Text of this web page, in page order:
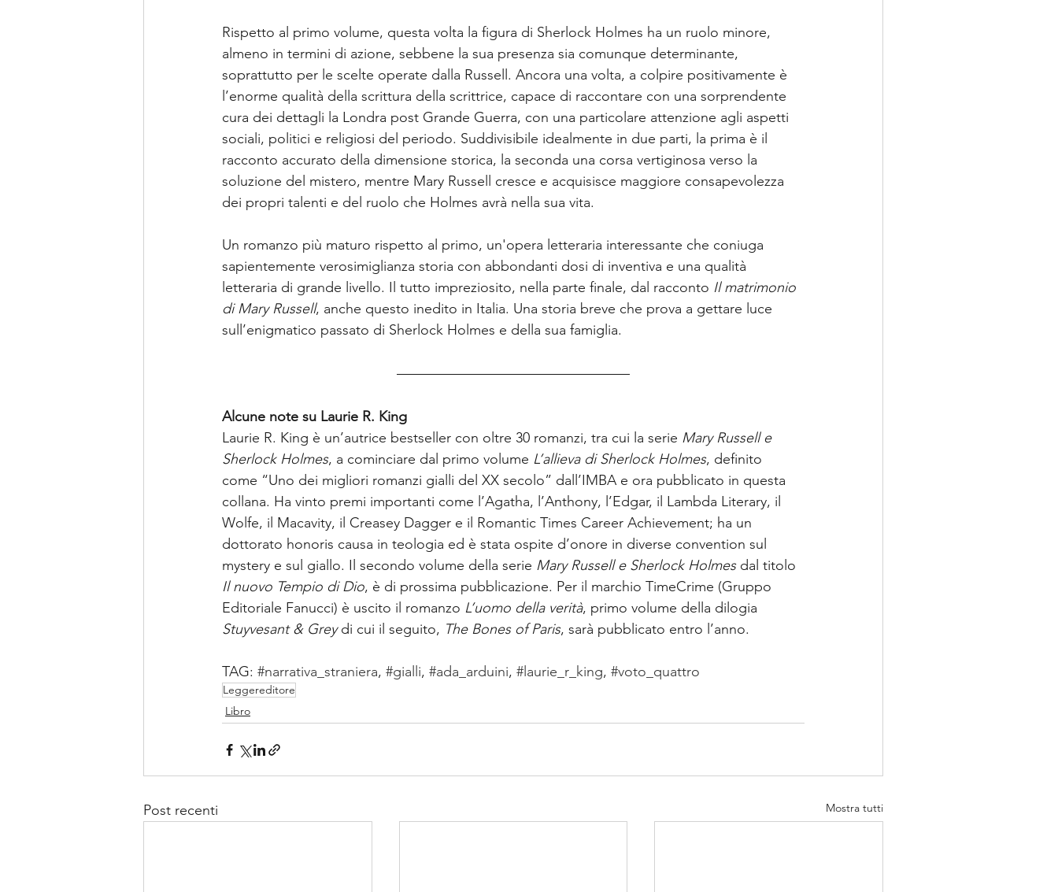
Rispetto al primo volume, questa volta la figura di Sherlock Holmes ha un ruolo minore,
almeno in termini di azione, sebbene la sua presenza sia comunque determinante,
soprattutto per le scelte operate dalla Russell. Ancora una volta, a colpire positivamente è
l’enorme qualità della scrittura della scrittrice, capace di raccontare con una sorprendente
cura dei dettagli la Londra post Grande Guerra, con una particolare attenzione agli aspetti
sociali, politici e religiosi del periodo. Suddivisibile idealmente in due parti, la prima è il
racconto accurato della dimensione storica, la seconda una corsa vertiginosa verso la
soluzione del mistero, mentre Mary Russell cresce e acquisisce maggiore consapevolezza
dei propri talenti e del ruolo che Holmes avrà nella sua vita.
Un romanzo più maturo rispetto al primo, un'opera letteraria interessante che coniuga
sapientemente verosimiglianza storia con abbondanti dosi di inventiva e una qualità
letteraria di grande livello. Il tutto impreziosito, nella parte finale, dal racconto Il matrimonio
di Mary Russell, anche questo inedito in Italia. Una storia breve che prova a gettare luce
sull’enigmatico passato di Sherlock Holmes e della sua famiglia.
Alcune note su Laurie R. King
Laurie R. King è un’autrice bestseller con oltre 30 romanzi, tra cui la serie Mary Russell e
Sherlock Holmes, a cominciare dal primo volume L’allieva di Sherlock Holmes, definito
come “Uno dei migliori romanzi gialli del XX secolo” dall’IMBA e ora pubblicato in questa
collana. Ha vinto premi importanti come l’Agatha, l’Anthony, l’Edgar, il Lambda Literary, il
Wolfe, il Macavity, il Creasey Dagger e il Romantic Times Career Achievement; ha un
dottorato honoris causa in teologia ed è stata ospite d’onore in diverse convention sul
mystery e sul giallo. Il secondo volume della serie Mary Russell e Sherlock Holmes dal titolo
Il nuovo Tempio di Dio, è di prossima pubblicazione. Per il marchio TimeCrime (Gruppo
Editoriale Fanucci) è uscito il romanzo L’uomo della verità, primo volume della dilogia
Stuyvesant & Grey di cui il seguito, The Bones of Paris, sarà pubblicato entro l’anno.
TAG: #narrativa_straniera, #gialli, #ada_arduini, #laurie_r_king, #voto_quattro
Leggereditore
Libro
Post recenti Mostra tutti